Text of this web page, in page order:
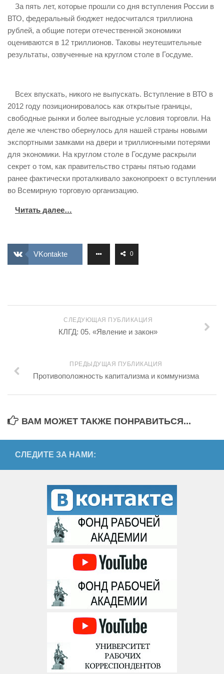
ИЗУЧЕНИЕ ДИАЛЕКТИКИ
ПРОФСОЮЗНАЯ БОРЬБА
ФЕДЕРАЦИЯ ПРОФСОЮЗОВ РОССИИ
За пять лет, которые прошли со дня вступления России в
ВТО, федеральный бюджет недосчитался триллиона
рублей, а общие потери отечественной экономики
оцениваются в 12 триллионов. Таковы неутешительные
результаты, озвученные на круглом столе в Госдуме.
Всех впускать, никого не выпускать. Вступление в ВТО в
2012 году позиционировалось как открытые границы,
свободные рынки и более выгодные условия торговли. На
деле же членство обернулось для нашей страны новыми
экспортными замками на двери и триллионными потерями
для экономики. На круглом столе в Госдуме раскрыли
секрет о том, как правительство страны пятью годами
ранее фактически проталкивало законопроект о вступлении
во Всемирную торговую организацию.
Читать далее…
VKontakte 0
СЛЕДУЮЩАЯ ПУБЛИКАЦИЯ
КЛГД: 05. «Явление и закон»
ПРЕДЫДУЩАЯ ПУБЛИКАЦИЯ
Противоположность капитализма и коммунизма
ВАМ МОЖЕТ ТАКЖЕ ПОНРАВИТЬСЯ...
СЛЕДИТЕ ЗА НАМИ: